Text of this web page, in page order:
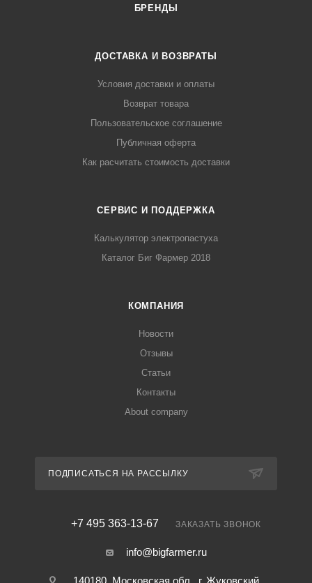
БРЕНДЫ
ДОСТАВКА И ВОЗВРАТЫ
Условия доставки и оплаты
Возврат товара
Пользовательское соглашение
Публичная оферта
Как расчитать стоимость доставки
СЕРВИС И ПОДДЕРЖКА
Калькулятор электропастуха
Каталог Биг Фармер 2018
КОМПАНИЯ
Новости
Отзывы
Статьи
Контакты
About company
ПОДПИСАТЬСЯ НА РАССЫЛКУ
+7 495 363-13-67 ЗАКАЗАТЬ ЗВОНОК
info@bigfarmer.ru
140180, Московская обл., г. Жуковский